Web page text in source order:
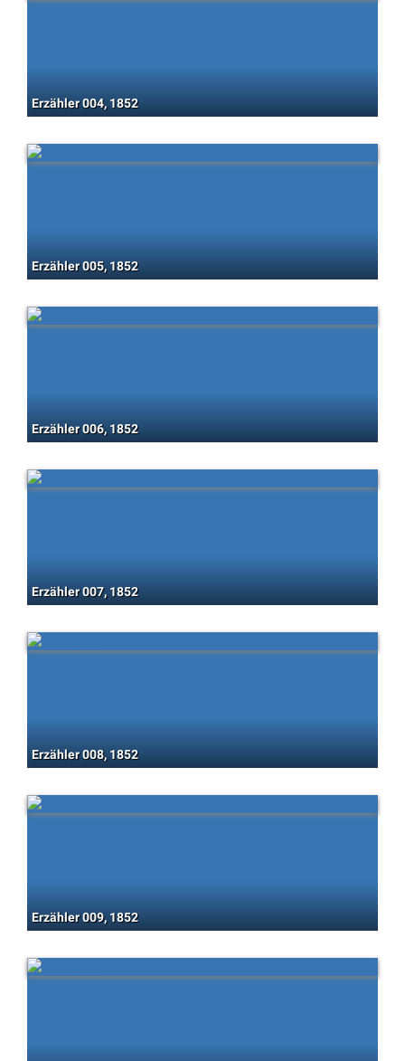
Erzähler 004, 1852
Erzähler 005, 1852
Erzähler 006, 1852
Erzähler 007, 1852
Erzähler 008, 1852
Erzähler 009, 1852